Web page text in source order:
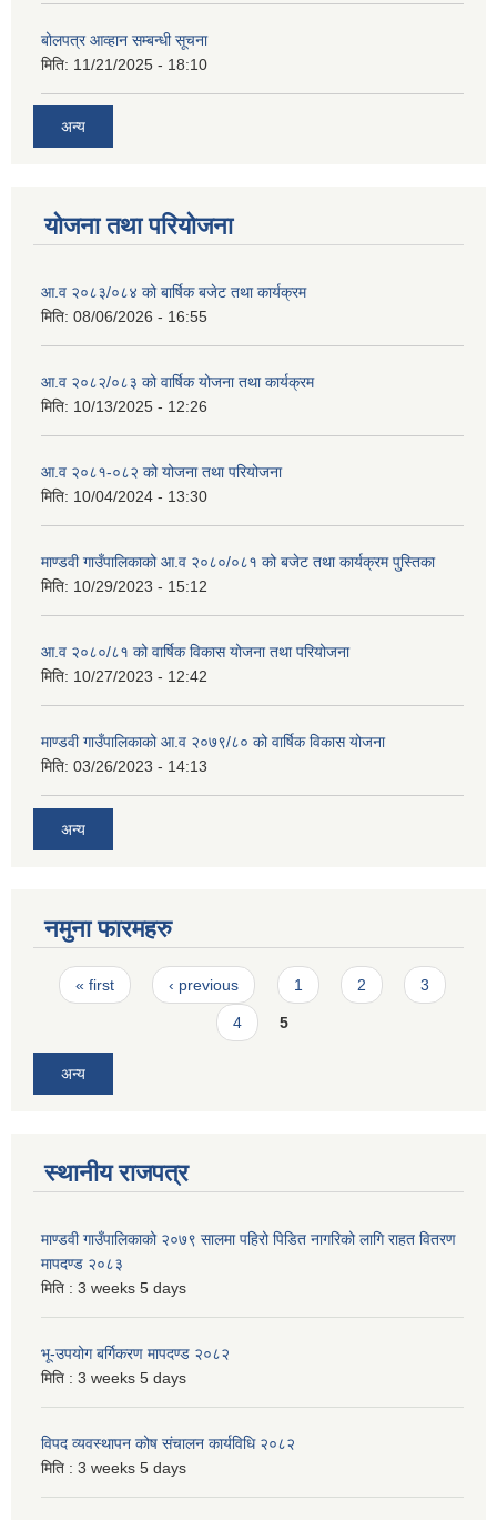
बोलपत्र आव्हान सम्बन्धी सूचना
मिति: 11/21/2025 - 18:10
अन्य
योजना तथा परियोजना
आ.व २०८३/०८४ को बार्षिक बजेट तथा कार्यक्रम
मिति: 08/06/2026 - 16:55
आ.व २०८२/०८३ को वार्षिक योजना तथा कार्यक्रम
मिति: 10/13/2025 - 12:26
आ.व २०८१-०८२ को योजना तथा परियोजना
मिति: 10/04/2024 - 13:30
माण्डवी गाउँपालिकाको आ.व २०८०/०८१ को बजेट तथा कार्यक्रम पुस्तिका
मिति: 10/29/2023 - 15:12
आ.व २०८०/८१ को वार्षिक विकास योजना तथा परियोजना
मिति: 10/27/2023 - 12:42
माण्डवी गाउँपालिकाको आ.व २०७९/८० को वार्षिक विकास योजना
मिति: 03/26/2023 - 14:13
अन्य
नमुना फारमहरु
Pages
« first ‹ previous 1 2 3
4 5
अन्य
स्थानीय राजपत्र
माण्डवी गाउँपालिकाको २०७९ सालमा पहिरो पिडित नागरिको लागि राहत वितरण
मापदण्ड २०८३
मिति : 3 weeks 5 days
भू-उपयोग बर्गिकरण मापदण्ड २०८२
मिति : 3 weeks 5 days
विपद व्यवस्थापन कोष संचालन कार्यविधि २०८२
मिति : 3 weeks 5 days